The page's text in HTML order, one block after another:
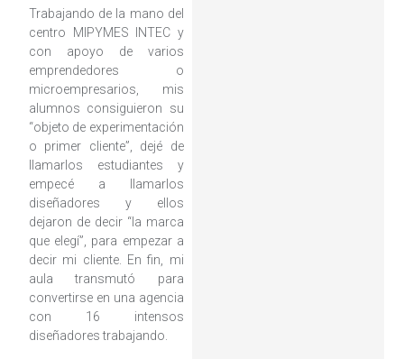
Trabajando de la mano del
centro MIPYMES INTEC y
con apoyo de varios
emprendedores o
microempresarios, mis
alumnos consiguieron su
“objeto de experimentación
o primer cliente”, dejé de
llamarlos estudiantes y
empecé a llamarlos
diseñadores y ellos
dejaron de decir “la marca
que elegí”, para empezar a
decir mi cliente. En fin, mi
aula transmutó para
convertirse en una agencia
con 16 intensos
diseñadores trabajando.